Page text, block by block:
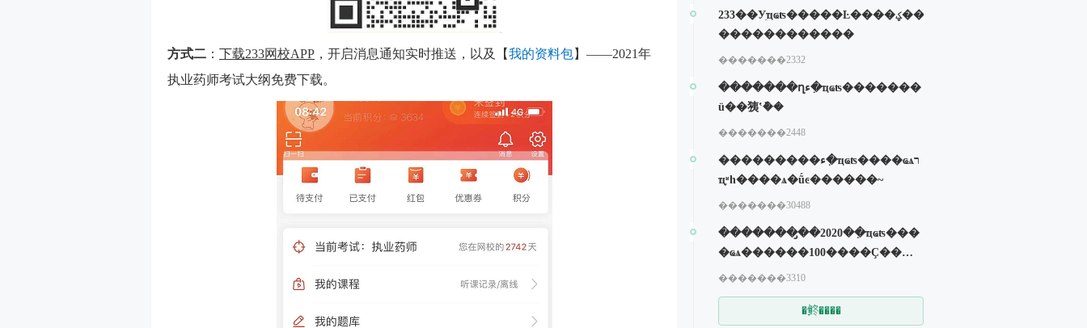
方式二 ： 下载233网校APP ，开启消息通知实时推送，以及【我的资料包】——2021年
执业药师考试大纲免费下载。
233��Уִҵҩʦ�����Ŀ����ؼ���
������������
�������2332
�������ղء�ִҵҩʦ�������
ü��㹫ʽ�ܽ�
�������2448
���������ء�ִҵҩʦ����ҩѧר
ҵ֪ʶһ����ѧ�ṹͼ������~
�������30488
��������̡�2020��ִҵҩʦ���
�ҩѧ������100����Ҫ���
�
�������3310
�鿴����